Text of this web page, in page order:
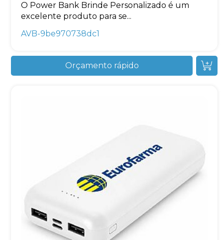
O Power Bank Brinde Personalizado é um
excelente produto para se...
AVB-9be970738dc1
Orçamento rápido